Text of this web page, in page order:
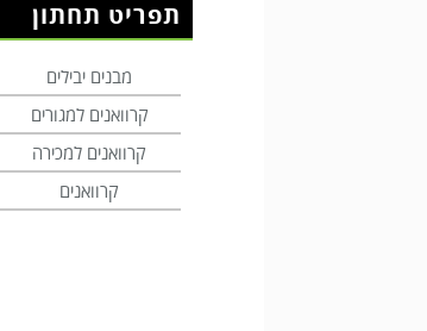
תפריט תחתון
מבנים יבילים
קרוואנים למגורים
קרוואנים למכירה
קרוואנים